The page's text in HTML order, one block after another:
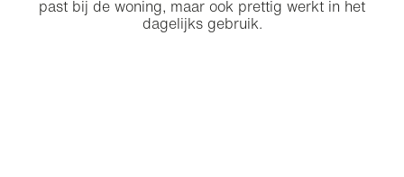
past bij de woning, maar ook prettig werkt in het
dagelijks gebruik.